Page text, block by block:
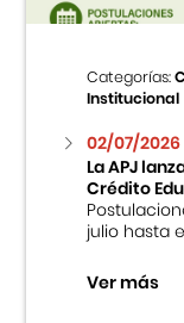
Categorías:
Institucional
02/07/2026
La APJ
Crédito
julio hasta
Ver más